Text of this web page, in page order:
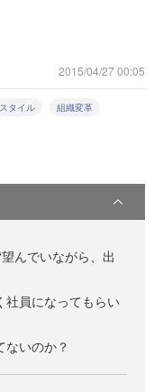
2015/04/27 00:05
タイル 組織変革
んでいながら、出
社員になってもらい
ないのか？